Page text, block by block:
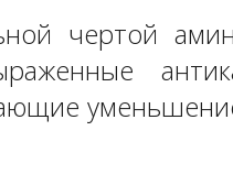
чертой